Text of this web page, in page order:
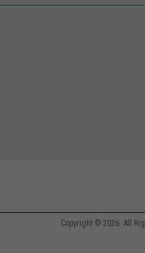
Copyright © 2026. All